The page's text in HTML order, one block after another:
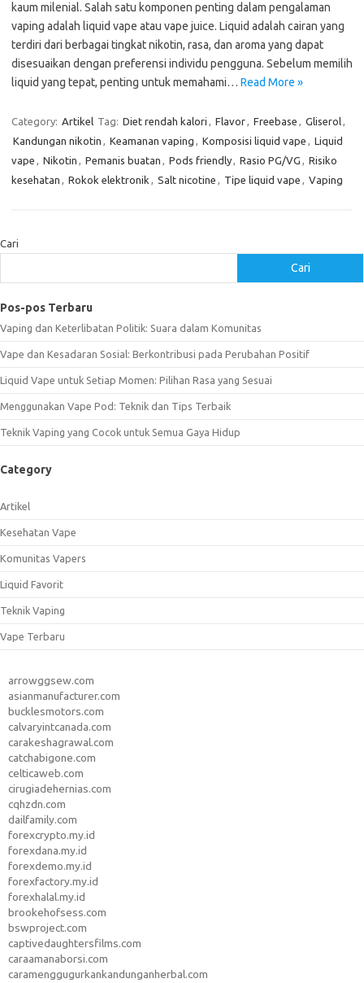
kaum milenial. Salah satu komponen penting dalam pengalaman
vaping adalah liquid vape atau vape juice. Liquid adalah cairan yang
terdiri dari berbagai tingkat nikotin, rasa, dan aroma yang dapat
disesuaikan dengan preferensi individu pengguna. Sebelum memilih
liquid yang tepat, penting untuk memahami… Read More »
Category: Artikel Tag: Diet rendah kalori , Flavor, Freebase , Gliserol,
Kandungan nikotin , Keamanan vaping , Komposisi liquid vape , Liquid
vape , Nikotin , Pemanis buatan , Pods friendly, Rasio PG/VG , Risiko
kesehatan , Rokok elektronik , Salt nicotine , Tipe liquid vape , Vaping
Cari
Cari
Pos-pos Terbaru
Vaping dan Keterlibatan Politik: Suara dalam Komunitas
Vape dan Kesadaran Sosial: Berkontribusi pada Perubahan Positif
Liquid Vape untuk Setiap Momen: Pilihan Rasa yang Sesuai
Menggunakan Vape Pod: Teknik dan Tips Terbaik
Teknik Vaping yang Cocok untuk Semua Gaya Hidup
Category
Artikel
Kesehatan Vape
Komunitas Vapers
Liquid Favorit
Teknik Vaping
Vape Terbaru
arrowggsew.com
asianmanufacturer.com
bucklesmotors.com
calvaryintcanada.com
carakeshagrawal.com
catchabigone.com
celticaweb.com
cirugiadehernias.com
cqhzdn.com
dailfamily.com
forexcrypto.my.id
forexdana.my.id
forexdemo.my.id
forexfactory.my.id
forexhalal.my.id
brookehofsess.com
bswproject.com
captivedaughtersfilms.com
caraamanaborsi.com
caramenggugurkankandunganherbal.com